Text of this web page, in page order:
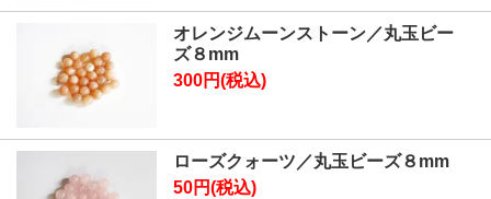
オレンジムーンストーン／丸玉ビー
ズ８mm
300円(税込)
ローズクォーツ／丸玉ビーズ８mm
50円(税込)